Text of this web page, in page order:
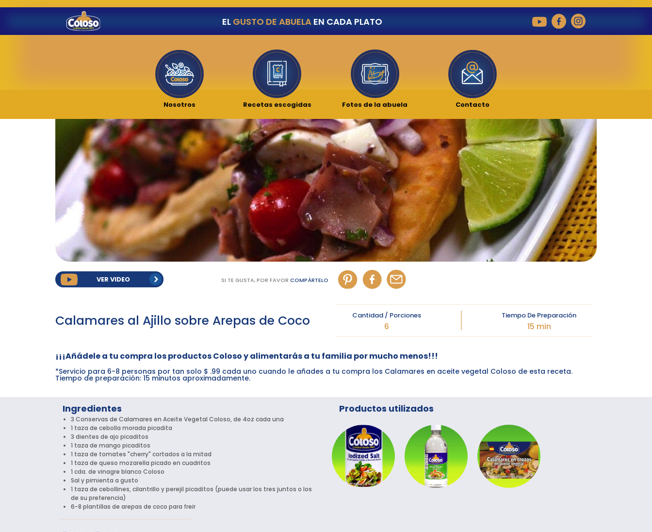
EL GUSTO DE ABUELAEN CADA PLATO
Nosotros Recetas escogidas Fotos de la abuela Contacto
VER VIDEO SI TE GUSTA, POR FAVOR COMPÁRTELO
Calamares al Ajillo sobre Arepas de Coco Cantidad / Porciones
6
Tiempo De Preparación
15 min
¡¡¡Añádele a tu compra los productos Coloso y alimentarás a tu familia por mucho menos!!!
*Servicio para 6-8 personas por tan solo $ .99 cada uno cuando le añades a tu compra los Calamares en aceite vegetal Coloso de esta receta.
Tiempo de preparación: 15 minutos aproximadamente.
Ingredientes
3 Conservas de Calamares en Aceite Vegetal Coloso, de 4oz cada una
1 taza de cebolla morada picadita
3 dientes de ajo picaditos
1 taza de mango picaditos
1 taza de tomates "cherry" cortados a la mitad
1 taza de queso mozarella picado en cuadritos
1 cda. de vinagre blanco Coloso
Sal y pimienta a gusto
1 taza de cebollines, cilantrillo y perejil picaditos (puede usar los tres juntos o los
de su preferencia)
6-8 plantillas de arepas de coco para freir
Productos utilizados